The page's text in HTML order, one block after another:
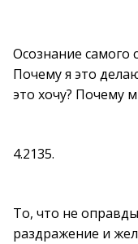
Осознание самого
Почему я это
это хочу? Почему
4.2135.
То, что не
раздражение и